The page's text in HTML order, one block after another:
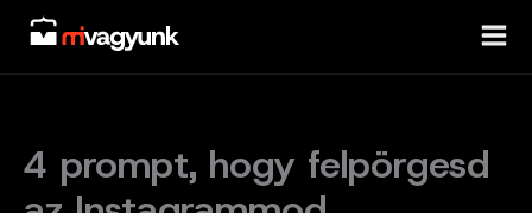
Skip
content
4 prompt, hogy felpörgesd